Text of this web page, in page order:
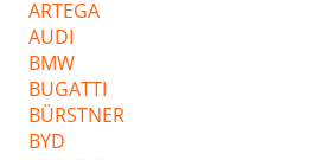
ARTEGA
AUDI
BMW
BUGATTI
BÜRSTNER
BYD